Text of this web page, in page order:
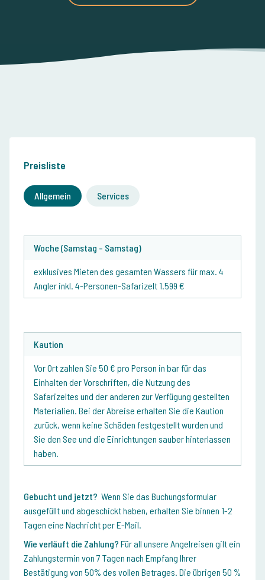
Preisliste
Allgemein Services
Woche (Samstag - Samstag)
exklusives Mieten des gesamten Wassers für max. 4
Angler inkl. 4-Personen-Safarizelt 1.599 €
Kaution
Vor Ort zahlen Sie 50 € pro Person in bar für das
Einhalten der Vorschriften, die Nutzung des
Safarizeltes und der anderen zur Verfügung gestellten
Materialien. Bei der Abreise erhalten Sie die Kaution
zurück, wenn keine Schäden festgestellt wurden und
Sie den See und die Einrichtungen sauber hinterlassen
haben.
Gebucht und jetzt? Wenn Sie das Buchungsformular
ausgefüllt und abgeschickt haben, erhalten Sie binnen 1-2
Tagen eine Nachricht per E-Mail.
Wie verläuft die Zahlung? Für all unsere Angelreisen gilt ein
Zahlungstermin von 7 Tagen nach Empfang Ihrer
Bestätigung von 50% des vollen Betrages. Die übrigen 50 %